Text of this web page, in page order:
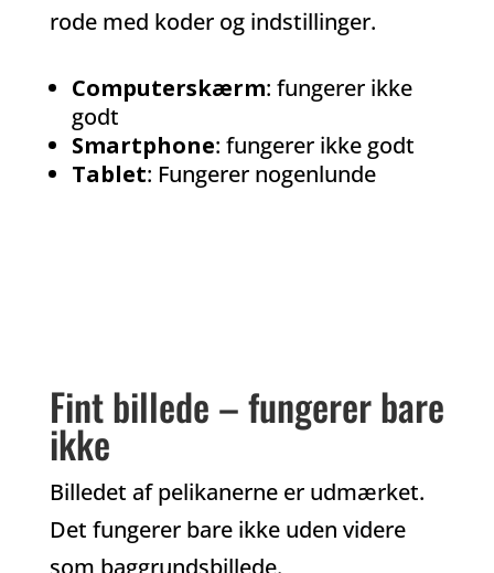
rode med koder og indstillinger.
Computerskærm: fungerer ikke
godt
Smartphone: fungerer ikke godt
Tablet: Fungerer nogenlunde
Fint billede – fungerer bare
ikke
Billedet af pelikanerne er udmærket.
Det fungerer bare ikke uden videre
som baggrundsbillede.